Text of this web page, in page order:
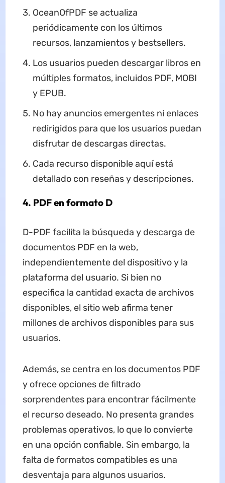
OceanOfPDF se actualiza
periódicamente con los últimos
recursos, lanzamientos y bestsellers.
Los usuarios pueden descargar libros en
múltiples formatos, incluidos PDF, MOBI
y EPUB.
No hay anuncios emergentes ni enlaces
redirigidos para que los usuarios puedan
disfrutar de descargas directas.
Cada recurso disponible aquí está
detallado con reseñas y descripciones.
4. PDF en formato D
D-PDF facilita la búsqueda y descarga de
documentos PDF en la web,
independientemente del dispositivo y la
plataforma del usuario. Si bien no
especifica la cantidad exacta de archivos
disponibles, el sitio web afirma tener
millones de archivos disponibles para sus
usuarios.
Además, se centra en los documentos PDF
y ofrece opciones de filtrado
sorprendentes para encontrar fácilmente
el recurso deseado. No presenta grandes
problemas operativos, lo que lo convierte
en una opción confiable. Sin embargo, la
falta de formatos compatibles es una
desventaja para algunos usuarios.